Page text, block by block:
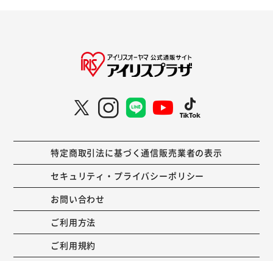
特定商取引法に基づく通信販売業者の表示
セキュリティ・プライバシーポリシー
お問い合わせ
ご利用方法
ご利用規約